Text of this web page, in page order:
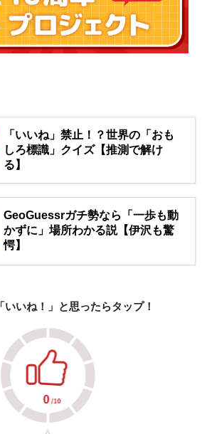
「いいね」禁止！？世界の「おも
しろ標識」クイズ【推測で解け
る】
GeoGuessrガチ勢なら「一歩も動
かずに」場所わかる説【伊沢も驚
愕】
いいね！」と思ったらタップ！